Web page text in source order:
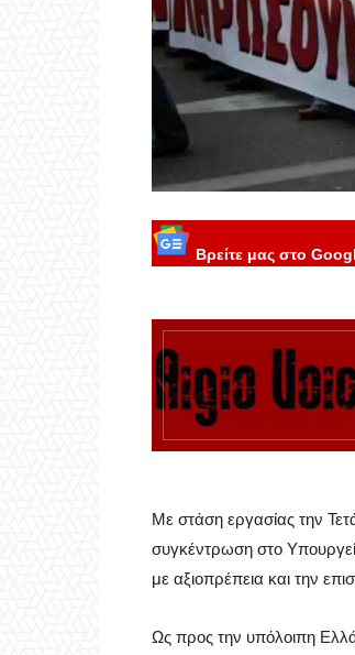
Βρείτε μας στο
Με στάση εργασίας την
συγκέντρωση στο
με αξιοπρέπεια και την
Ως προς την υπόλοιπη